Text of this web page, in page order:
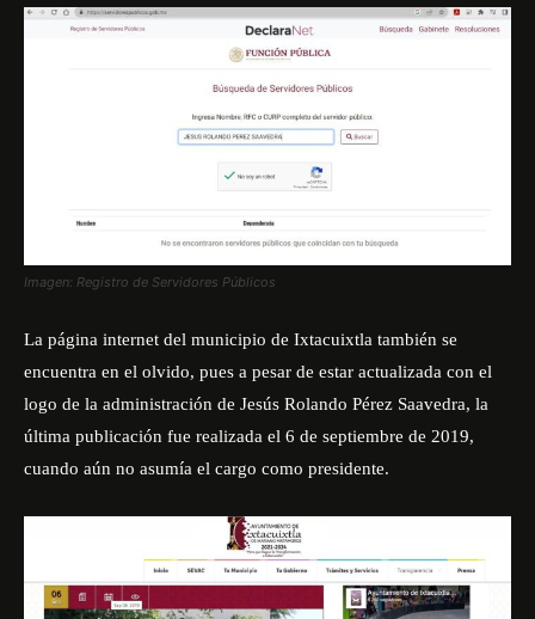
Imagen: Registro de Servidores Públicos
La página internet del municipio de Ixtacuixtla también se
encuentra en el olvido, pues a pesar de estar actualizada con el
logo de la administración de Jesús Rolando Pérez Saavedra, la
última publicación fue realizada el 6 de septiembre de 2019,
cuando aún no asumía el cargo como presidente.